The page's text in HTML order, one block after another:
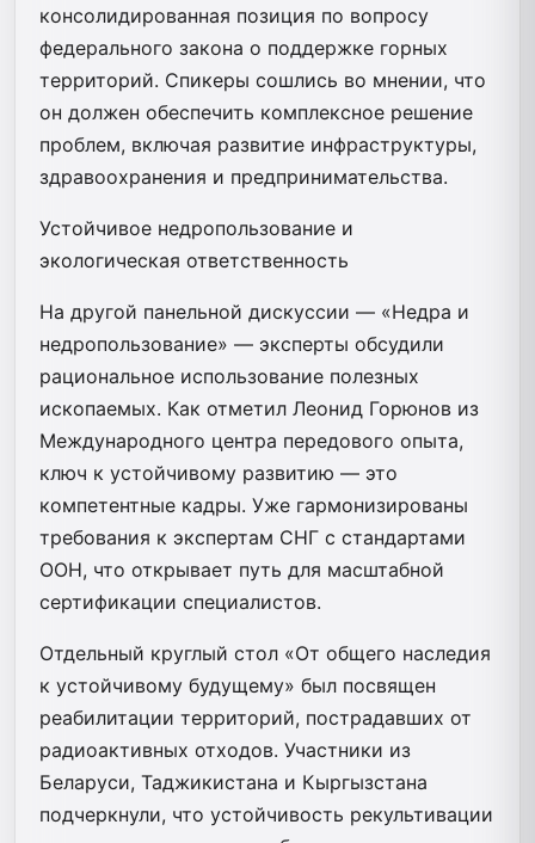
консолидированная позиция по вопросу
федерального закона о поддержке горных
территорий. Спикеры сошлись во мнении, что
он должен обеспечить комплексное решение
проблем, включая развитие инфраструктуры,
здравоохранения и предпринимательства.
Устойчивое недропользование и
экологическая ответственность
На другой панельной дискуссии — «Недра и
недропользование» — эксперты обсудили
рациональное использование полезных
ископаемых. Как отметил Леонид Горюнов из
Международного центра передового опыта,
ключ к устойчивому развитию — это
компетентные кадры. Уже гармонизированы
требования к экспертам СНГ с стандартами
ООН, что открывает путь для масштабной
сертификации специалистов.
Отдельный круглый стол «От общего наследия
к устойчивому будущему» был посвящен
реабилитации территорий, пострадавших от
радиоактивных отходов. Участники из
Беларуси, Таджикистана и Кыргызстана
подчеркнули, что устойчивость рекультивации